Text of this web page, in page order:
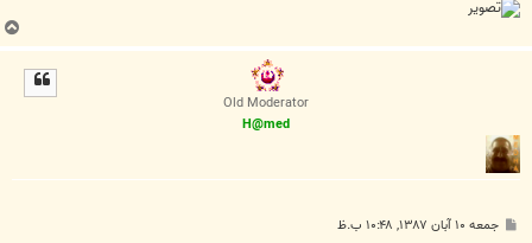
ب
ا
Old Moderator
H@med
پ جمعه ۱۰ آبان ۱۳۸۷, ۱۰:۴۸ ب.ظ